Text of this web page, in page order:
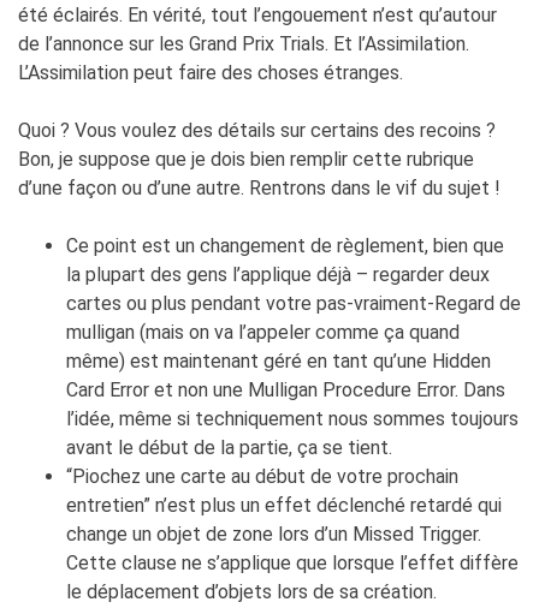
été éclairés. En vérité, tout l’engouement n’est qu’autour
de l’annonce sur les Grand Prix Trials. Et l’Assimilation.
L’Assimilation peut faire des choses étranges.
Quoi ? Vous voulez des détails sur certains des recoins ?
Bon, je suppose que je dois bien remplir cette rubrique
d’une façon ou d’une autre. Rentrons dans le vif du sujet !
Ce point est un changement de règlement, bien que
la plupart des gens l’applique déjà – regarder deux
cartes ou plus pendant votre pas-vraiment-Regard de
mulligan (mais on va l’appeler comme ça quand
même) est maintenant géré en tant qu’une Hidden
Card Error et non une Mulligan Procedure Error. Dans
l’idée, même si techniquement nous sommes toujours
avant le début de la partie, ça se tient.
“Piochez une carte au début de votre prochain
entretien” n’est plus un effet déclenché retardé qui
change un objet de zone lors d’un Missed Trigger.
Cette clause ne s’applique que lorsque l’effet diffère
le déplacement d’objets lors de sa création.